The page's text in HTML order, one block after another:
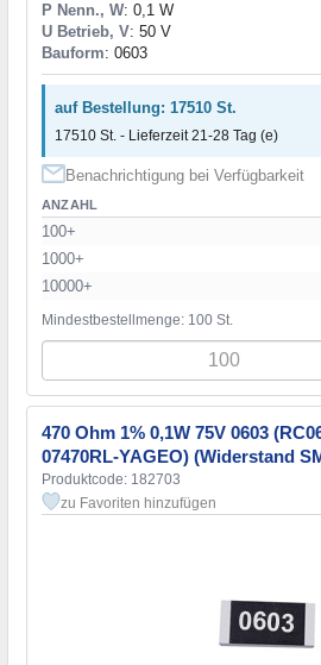
P Nenn., W: 0,1 W
U Betrieb, V: 50 V
Bauform: 0603
auf Bestellung: 17510 St.
17510 St. - Lieferzeit 21-28 Tag (e)
Benachrichtigung bei Verfügbarkeit
ANZAHL
100+
1000+
10000+
Mindestbestellmenge: 100 St.
470 Ohm 1% 0,1W 75V 0603
07470RL-YAGEO) (Widerstand
Produktcode: 182703
zu Favoriten hinzufügen